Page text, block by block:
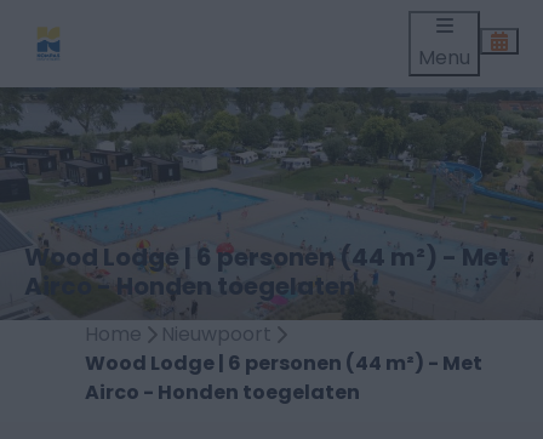
Menu
Wood Lodge | 6 personen (44 m²) - Met
Airco - Honden toegelaten
Home
Nieuwpoort
Wood Lodge | 6 personen (44 m²) - Met
Airco - Honden toegelaten